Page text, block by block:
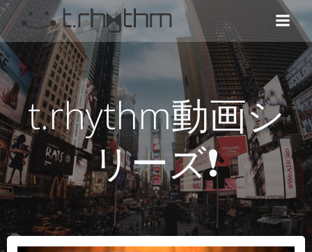
ン
テ
ツ
ス
キ
ッ
プ
t.rhythm動画シ
リーズ❗️